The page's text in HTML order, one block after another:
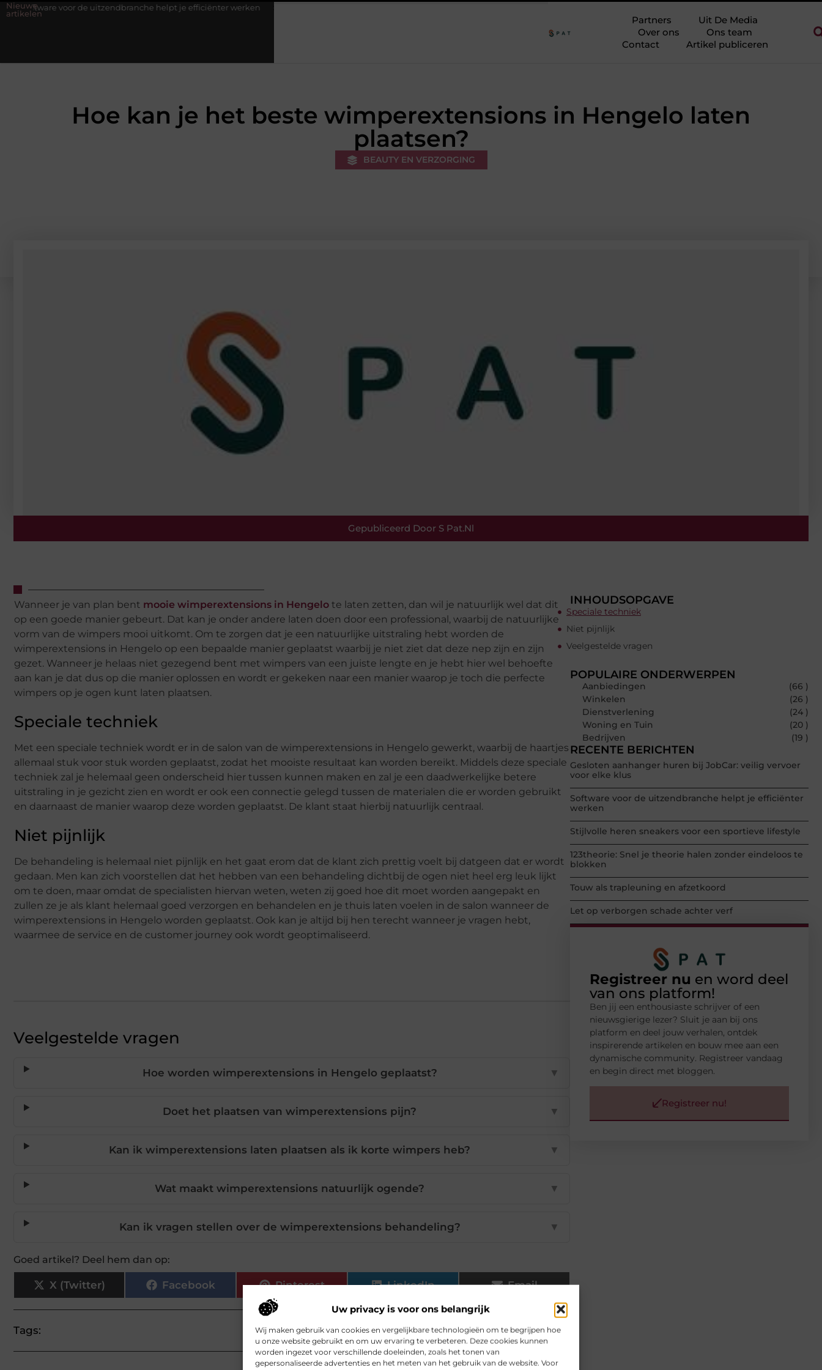
Uw privacy is voor ons belangrijk
Wij maken gebruik van cookies en vergelijkbare technologieën om te begrijpen hoe
u onze website gebruikt en om uw ervaring te verbeteren. Deze cookies kunnen
worden ingezet voor verschillende doeleinden, zoals het tonen van
gepersonaliseerde advertenties en het meten van het gebruik van de website. Voor
Nieuwe
artikelen
de uitzendbranche helpt je efficiënter werken Stijlvolle heren sneakers voor een sportieve lifestyle
Partners
Uit De Media
Over ons
Ons team
Contact
Artikel publiceren
Hoe kan je het beste wimperextensions in Hengelo laten
plaatsen?
BEAUTY EN VERZORGING
Gepubliceerd Door S Pat.nl
Wanneer je van plan bent mooie wimperextensions in Hengelo te laten zetten, dan wil je natuurlijk wel dat dit
op een goede manier gebeurt. Dat kan je onder andere laten doen door een professional, waarbij de natuurlijke
vorm van de wimpers mooi uitkomt. Om te zorgen dat je een natuurlijke uitstraling hebt worden de
wimperextensions in Hengelo op een bepaalde manier geplaatst waarbij je niet ziet dat deze nep zijn en zijn
gezet. Wanneer je helaas niet gezegend bent met wimpers van een juiste lengte en je hebt hier wel behoefte
aan kan je dat dus op die manier oplossen en wordt er gekeken naar een manier waarop je toch die perfecte
wimpers op je ogen kunt laten plaatsen.
Speciale techniek
Met een speciale techniek wordt er in de salon van de wimperextensions in Hengelo gewerkt, waarbij de haartjes
allemaal stuk voor stuk worden geplaatst, zodat het mooiste resultaat kan worden bereikt. Middels deze speciale
techniek zal je helemaal geen onderscheid hier tussen kunnen maken en zal je een daadwerkelijke betere
uitstraling in je gezicht zien en wordt er ook een connectie gelegd tussen de materialen die er worden gebruikt
en daarnaast de manier waarop deze worden geplaatst. De klant staat hierbij natuurlijk centraal.
Niet pijnlijk
De behandeling is helemaal niet pijnlijk en het gaat erom dat de klant zich prettig voelt bij datgeen dat er wordt
gedaan. Men kan zich voorstellen dat het hebben van een behandeling dichtbij de ogen niet heel erg leuk lijkt
om te doen, maar omdat de specialisten hiervan weten, weten zij goed hoe dit moet worden aangepakt en
zullen ze je als klant helemaal goed verzorgen en behandelen en je thuis laten voelen in de salon wanneer de
wimperextensions in Hengelo worden geplaatst. Ook kan je altijd bij hen terecht wanneer je vragen hebt,
waarmee de service en de customer journey ook wordt geoptimaliseerd.
Veelgestelde vragen
Hoe worden wimperextensions in Hengelo geplaatst? ▼
Doet het plaatsen van wimperextensions pijn? ▼
Kan ik wimperextensions laten plaatsen als ik korte wimpers heb? ▼
Wat maakt wimperextensions natuurlijk ogende? ▼
Kan ik vragen stellen over de wimperextensions behandeling? ▼
Goed artikel? Deel hem dan op:
X (Twitter) Facebook Pinterest LinkedIn Email
Tags:
INHOUDSOPGAVE
Speciale techniek
Niet pijnlijk
Veelgestelde vragen
POPULAIRE ONDERWERPEN
Aanbiedingen
(66 )
Winkelen
(26 )
Dienstverlening
(24 )
Woning en Tuin
(20 )
Bedrijven
(19 )
RECENTE BERICHTEN
Gesloten aanhanger huren bij JobCar: veilig vervoer
voor elke klus
Software voor de uitzendbranche helpt je efficiënter
werken
Stijlvolle heren sneakers voor een sportieve lifestyle
123theorie: Snel je theorie halen zonder eindeloos te
blokken
Touw als trapleuning en afzetkoord
Let op verborgen schade achter verf
Registreer nu en word deel
van ons platform!
Ben jij een enthousiaste schrijver of een
nieuwsgierige lezer? Sluit je aan bij ons
platform en deel jouw verhalen, ontdek
inspirerende artikelen en bouw mee aan een
dynamische community. Registreer vandaag
en begin direct met bloggen.
Registreer nu!